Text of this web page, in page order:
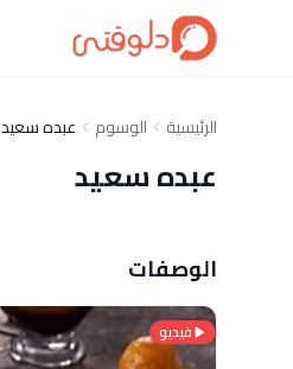
الرئيسية الوسوم عبده سعيد
عبده سعيد
الوصفات
فيديو